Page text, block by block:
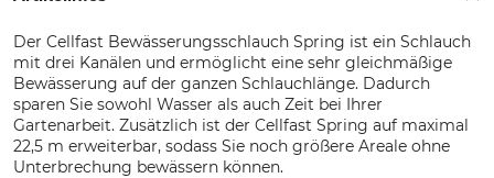
Der Cellfast Bewässerungsschlauch Spring ist ein Schlauch
mit drei Kanälen und ermöglicht eine sehr gleichmäßige
Bewässerung auf der ganzen Schlauchlänge. Dadurch
sparen Sie sowohl Wasser als auch Zeit bei Ihrer
Gartenarbeit. Zusätzlich ist der Cellfast Spring auf maximal
22,5 m erweiterbar, sodass Sie noch größere Areale ohne
Unterbrechung bewässern können.